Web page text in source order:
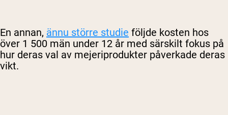
En annan, ännu större studie följde kosten hos
över 1 500 män under 12 år med särskilt fokus på
hur deras val av mejeriprodukter påverkade deras
vikt.